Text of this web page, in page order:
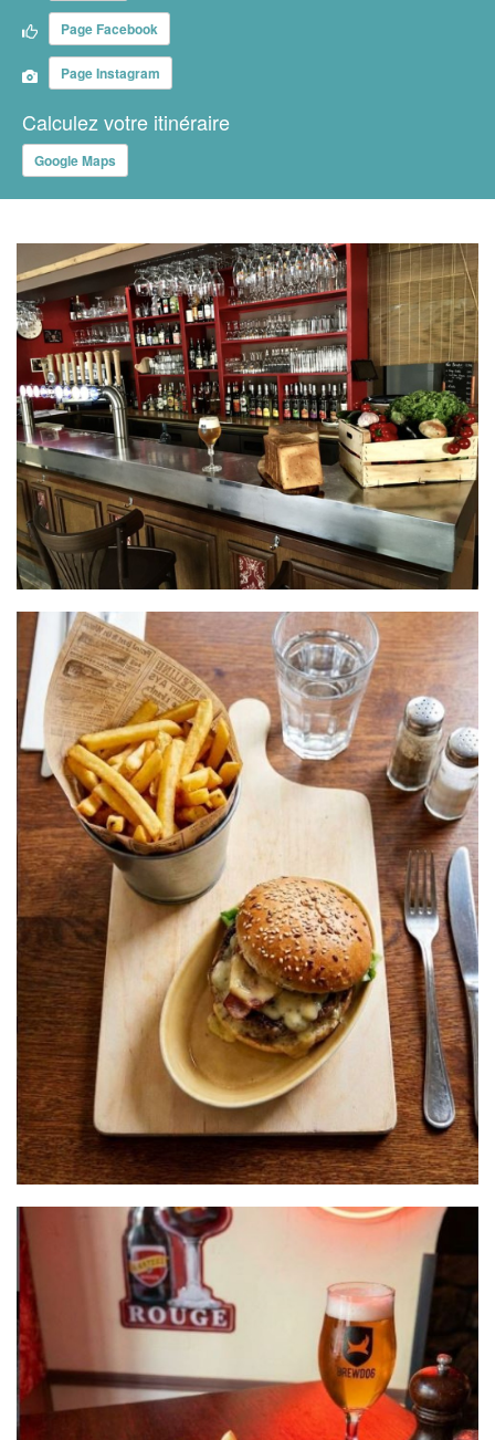
Page Facebook
Page Instagram
Calculez votre itinéraire
Google Maps